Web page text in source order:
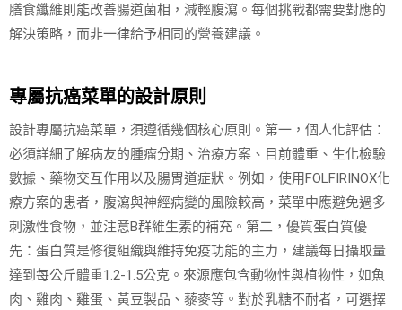
膳食纖維則能改善腸道菌相，減輕腹瀉。每個挑戰都需要對應的
解決策略，而非一律給予相同的營養建議。
專屬抗癌菜單的設計原則
設計專屬抗癌菜單，須遵循幾個核心原則。第一，個人化評估：
必須詳細了解病友的腫瘤分期、治療方案、目前體重、生化檢驗
數據、藥物交互作用以及腸胃道症狀。例如，使用FOLFIRINOX化
療方案的患者，腹瀉與神經病變的風險較高，菜單中應避免過多
刺激性食物，並注意B群維生素的補充。第二，優質蛋白質優
先：蛋白質是修復組織與維持免疫功能的主力，建議每日攝取量
達到每公斤體重1.2-1.5公克。來源應包含動物性與植物性，如魚
肉、雞肉、雞蛋、黃豆製品、藜麥等。對於乳糖不耐者，可選擇